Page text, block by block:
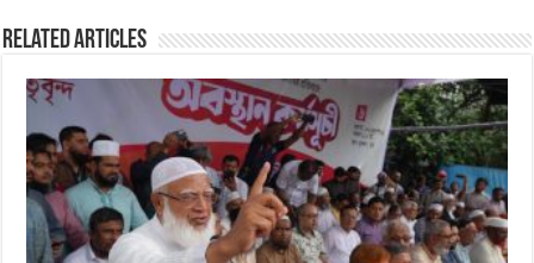
Related Articles